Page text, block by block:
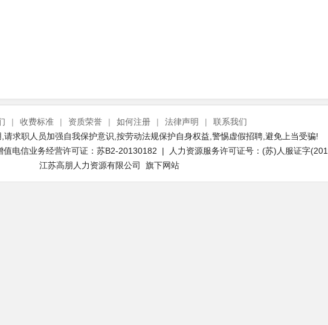
| 收费标准 | 资质荣誉 | 如何注册 | 法律声明 |
联系我们
请求职人员加强自我保护意识,按劳动法规保护自身权益,警惕虚假招聘,避免上当受骗!
电信业务经营许可证：苏B2-20130182 | 人力资源服务许可证号：(苏)人服证字
江苏高朋人力资源有限公司 旗下网站